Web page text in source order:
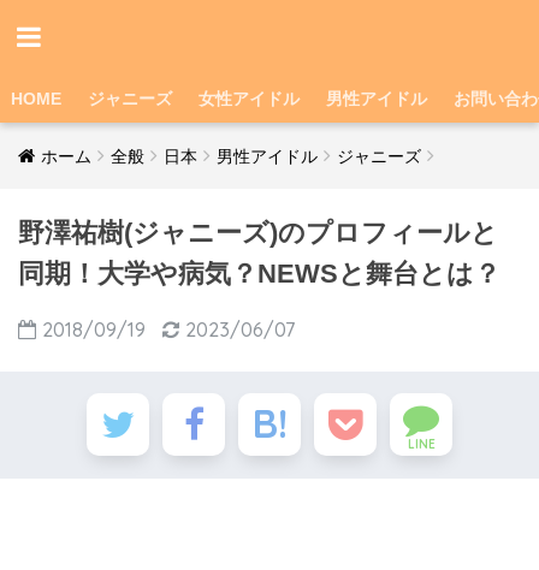
HOME ジャニーズ 女性アイドル 男性アイドル お問い合
ホーム 全般 日本 男性アイドル ジャニーズ
野澤祐樹(ジャニーズ)のプロフィールと
同期！大学や病気？NEWSと舞台とは？
2018/09/19 2023/06/07
LINE